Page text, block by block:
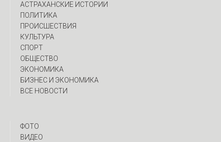
АСТРАХАНСКИЕ ИСТОРИИ
ПОЛИТИКА
ПРОИСШЕСТВИЯ
КУЛЬТУРА
СПОРТ
ОБЩЕСТВО
ЭКОНОМИКА
БИЗНЕС И ЭКОНОМИКА
ВСЕ НОВОСТИ
ФОТО
ВИДЕО